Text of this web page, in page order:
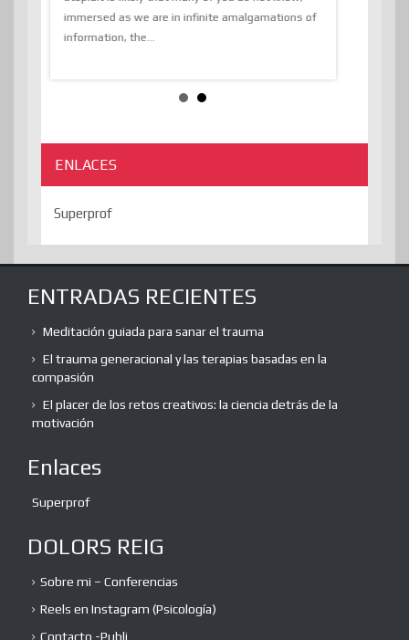
immersed as we are in infinite amalgamations of
information, the...
ENLACES
Superprof
ENTRADAS RECIENTES
Meditación guiada para sanar el trauma
El trauma generacional y las terapias basadas en la
compasión
El placer de los retos creativos: la ciencia detrás de la
motivación
Enlaces
Superprof
DOLORS REIG
Sobre mi – Conferencias
Reels en Instagram (Psicología)
Contacto -Publi